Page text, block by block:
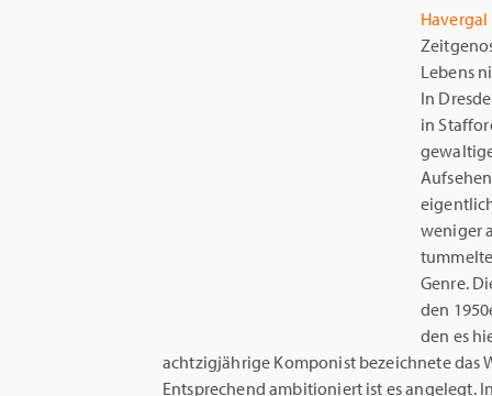
Lebens
In
in
weniger
Genre.
den
den es
achtzigjährige Komponist bezeichnete das
Entsprechend ambitioniert ist es angelegt.